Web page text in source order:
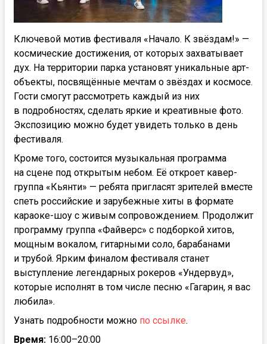
Ключевой мотив фестиваля «Начало. К звёздам!» —
космические достижения, от которых захватывает
дух. На территории парка установят уникальные арт-
объекты, посвящённые мечтам о звёздах и космосе.
Гости смогут рассмотреть каждый из них
в подробностях, сделать яркие и креативные фото.
Экспозицию можно будет увидеть только в день
фестиваля.
Кроме того, состоится музыкальная программа
на сцене под открытым небом. Её откроет кавер-
группа «Кьянти» — ребята пригласят зрителей вместе
спеть российские и зарубежные хиты в формате
караоке-шоу с живым сопровождением. Продолжит
программу группа «Файверс» с подборкой хитов,
мощным вокалом, гитарными соло, барабанами
и трубой. Ярким финалом фестиваля станет
выступление легендарных рокеров «Ундервуд»,
которые исполнят в том числе песню «Гагарин, я вас
любила».
Узнать подробности можно по ссылке.
Время: 16:00–20:00